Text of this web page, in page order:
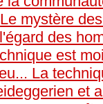
Le mystère
des
est
La
et